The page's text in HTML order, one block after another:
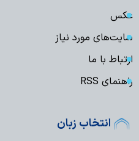
عکس
سایت‌های مورد نیاز
ارتباط با ما
راهنمای RSS
انتخاب زبان